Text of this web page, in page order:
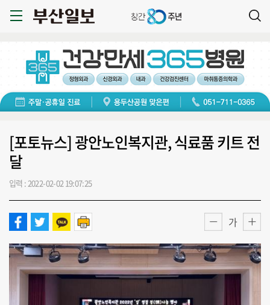
[포토뉴스] 광안노인복지관, 식료품 키트 전
달
입력 : 2022-02-02 19:07:25
가